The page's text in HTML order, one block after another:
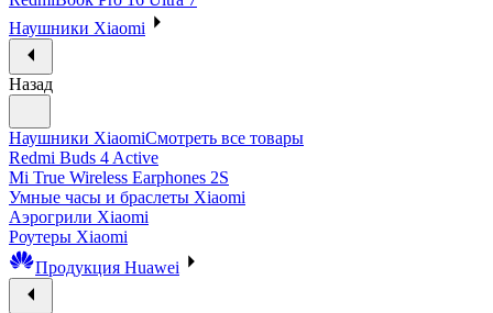
Наушники Xiaomi
Назад
Наушники XiaomiСмотреть все товары
Redmi Buds 4 Active
Mi True Wireless Earphones 2S
Умные часы и браслеты Xiaomi
Аэрогрили Xiaomi
Роутеры Xiaomi
Продукция Huawei